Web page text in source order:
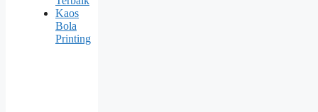
Kaos
Bola
Printing